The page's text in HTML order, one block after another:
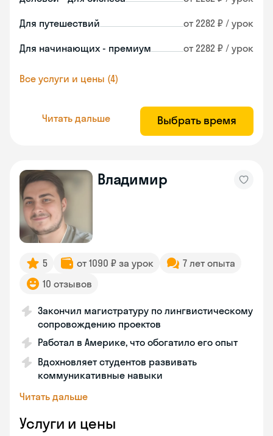
Для путешествий от 2282 ₽ / урок
Для начинающих - премиум от 2282 ₽ / урок
Все услуги и цены (4)
Читать дальше Выбрать время
Владимир
5 от 1090 ₽ за урок
7 лет опыта
10 отзывов
Закончил магистратуру по лингвистическому
сопровождению проектов
Работал в Америке, что обогатило его опыт
Вдохновляет студентов развивать
коммуникативные навыки
Читать дальше
Услуги и цены